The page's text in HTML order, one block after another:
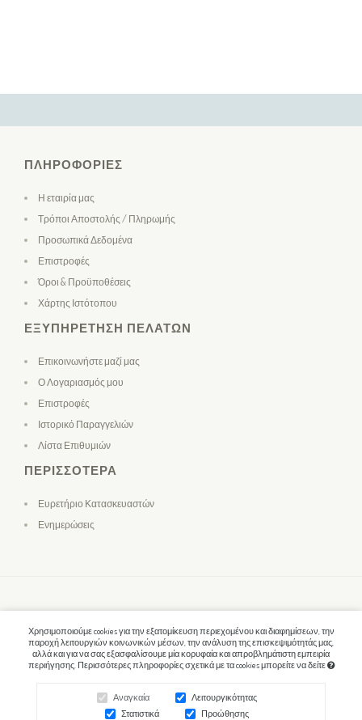
Χρησιμοποιούμε cookies για την εξατομίκευση περιεχομένου και διαφημίσεων, την
παροχή λειτουργιών κοινωνικών μέσων, την ανάλυση της επισκεψιμότητάς μας,
αλλά και για να σας εξασφαλίσουμε μία κορυφαία και απροβλημάτιστη εμπειρία
περιήγησης. Περισσότερες πληροφορίες σχετικά με τα cookies μπορείτε να δείτε
Αναγκαία
Λειτουργικότητας
Στατιστικά
Προώθησης
ΠΛΗΡΟΦΟΡΊΕΣ
Η εταιρία μας
Τρόποι Αποστολής / Πληρωμής
Προσωπικά Δεδομένα
Επιστροφές
Όροι & Προϋποθέσεις
Χάρτης Ιστότοπου
ΕΞΥΠΗΡΈΤΗΣΗ ΠΕΛΑΤΏΝ
Επικοινωνήστε μαζί μας
Ο Λογαριασμός μου
Επιστροφές
Ιστορικό Παραγγελιών
Λίστα Επιθυμιών
ΠΕΡΙΣΣΌΤΕΡΑ
Ευρετήριο Κατασκευαστών
Ενημερώσεις